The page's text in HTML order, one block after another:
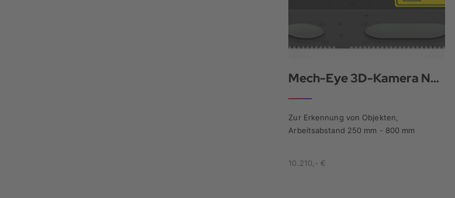
Mech-Eye 3D-Kamera NANO Ultra
Zur Erkennung von Objekten,
Arbeitsabstand 250 mm - 800 mm
10.210,- €